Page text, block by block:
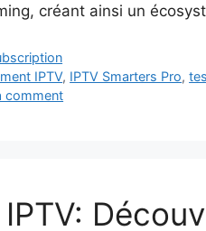
créant ainsi un
IPTV, IPTV Smarters Pro,
comment